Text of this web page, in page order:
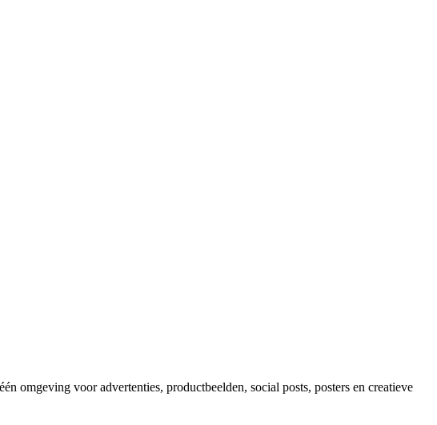
omgeving voor advertenties, productbeelden, social posts, posters en creatieve